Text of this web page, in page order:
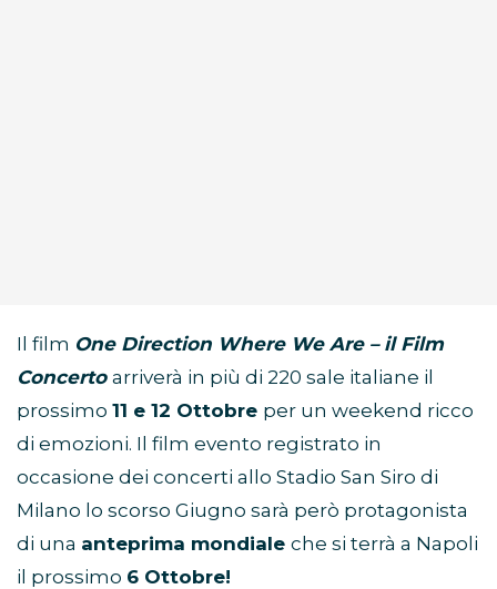
Il film One Direction Where We Are – il Film
Concerto arriverà in più di 220 sale italiane il
prossimo 11 e 12 Ottobre per un weekend ricco
di emozioni. Il film evento registrato in
occasione dei concerti allo Stadio San Siro di
Milano lo scorso Giugno sarà però protagonista
di una anteprima mondiale che si terrà a Napoli
il prossimo 6 Ottobre!